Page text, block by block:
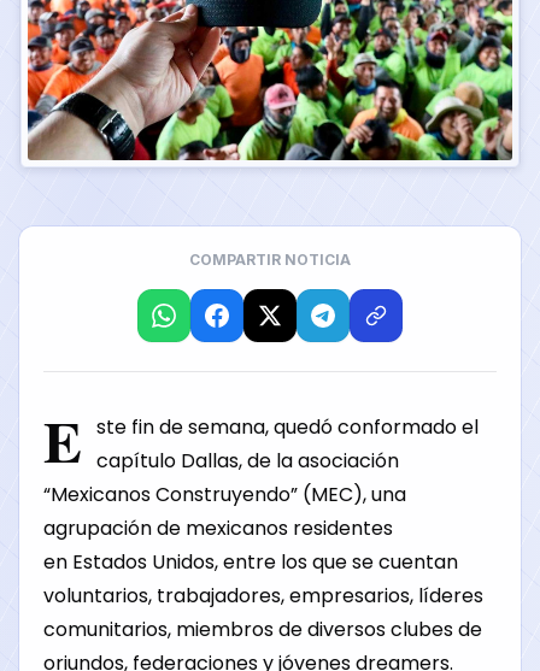
COMPARTIR NOTICIA
E ste fin de semana, quedó conformado el
capítulo Dallas, de la asociación
“Mexicanos Construyendo” (MEC), una
agrupación de mexicanos residentes
en Estados Unidos, entre los que se cuentan
voluntarios, trabajadores, empresarios, líderes
comunitarios, miembros de diversos clubes de
oriundos, federaciones y jóvenes dreamers.